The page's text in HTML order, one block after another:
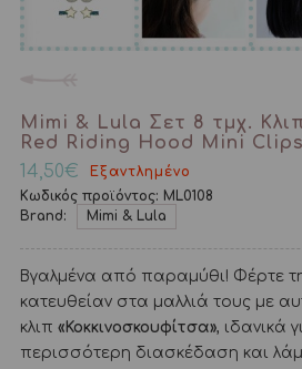
Mimi & Lula Σετ 8 τμχ.
Red Riding Hood Mini Clips
14,50€
Εξαντλημένο
Κωδικός προϊόντος: ML0108
Brand:
Mimi & Lula
Βγαλμένα από παραμύθι! Φέρτε
κατευθείαν στα μαλλιά τους με
κλιπ «Κοκκινοσκουφίτσα», ιδανικά
περισσότερη διασκέδαση και